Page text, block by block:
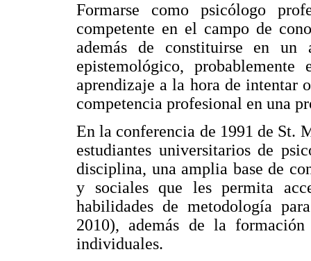
Formarse como psicólogo
competente en el campo de
además de constituirse en
epistemológico,
aprendizaje a la hora de intentar
competencia profesional en una
En la conferencia de 1991 de St.
estudiantes universitarios de
disciplina, una amplia base de
y sociales que les permita
habilidades de metodología
2010), además de la
individuales.